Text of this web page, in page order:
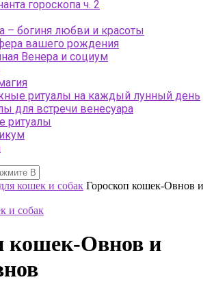
гороскопа ч. 2
– богиня любви и красоты
вашего рождения
Венера и социум
ритуалы на каждый лунный день
для встречи венесуара
ритуалы
кошек и собак Гороскоп кошек-Овнов и
и собак
кошек-Овнов и